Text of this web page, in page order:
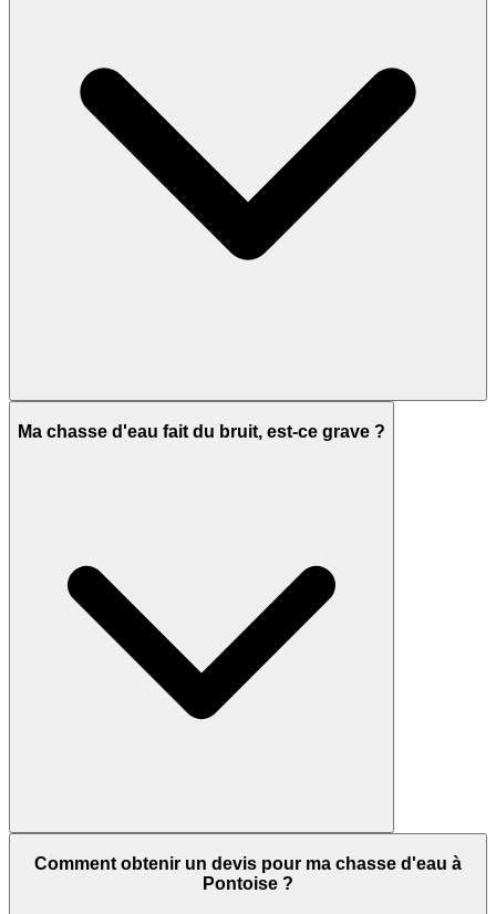
Ma chasse d'eau fait du bruit, est-ce grave ?
Comment obtenir un devis pour ma chasse d'eau à
Pontoise ?